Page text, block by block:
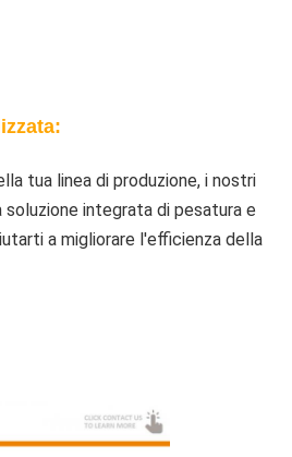
tua linea di produzione, i nostri
integrata di pesatura e
a migliorare l'efficienza della